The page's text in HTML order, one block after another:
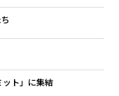
ト」に集結